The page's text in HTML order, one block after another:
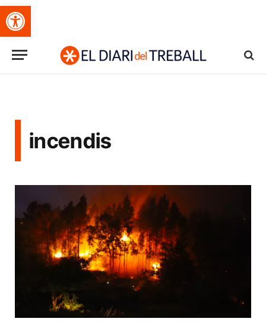
Obre la barra d'eines
incendis